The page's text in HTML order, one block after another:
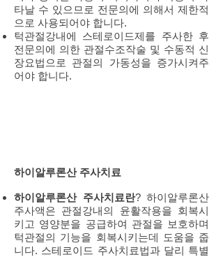
타날 수 있으므로 전문의에 의해서 제한적
으로 사용되어야 합니다.
턱관절강내에 스테로이드제를 주사한 후
전문의에 의한 관절수조작술 및 수동적 신
장요법으로 관절의 가동성을 증가시켜주
어야 합니다.
하이알루론산 주사치료
하이알루론산 주사치료란? 하이알루론산
주사액은 관절강내의 윤활작용을 회복시
키고 영양분을 공급하여 관절을 보호하며
턱관절의 기능을 회복시키는데 도움을 줍
니다. 스테로이드 주사치료법과 달리 특별